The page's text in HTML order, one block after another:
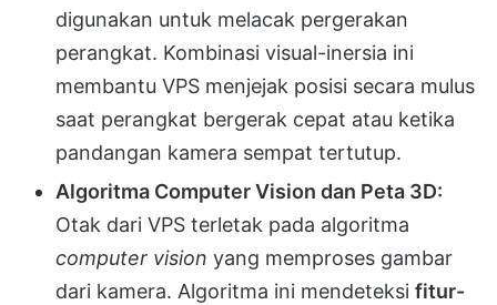
digunakan untuk melacak pergerakan
perangkat. Kombinasi visual-inersia ini
membantu VPS menjejak posisi secara mulus
saat perangkat bergerak cepat atau ketika
pandangan kamera sempat tertutup.
Algoritma Computer Vision dan Peta 3D:
Otak dari VPS terletak pada algoritma
computer vision yang memproses gambar
dari kamera. Algoritma ini mendeteksi fitur-